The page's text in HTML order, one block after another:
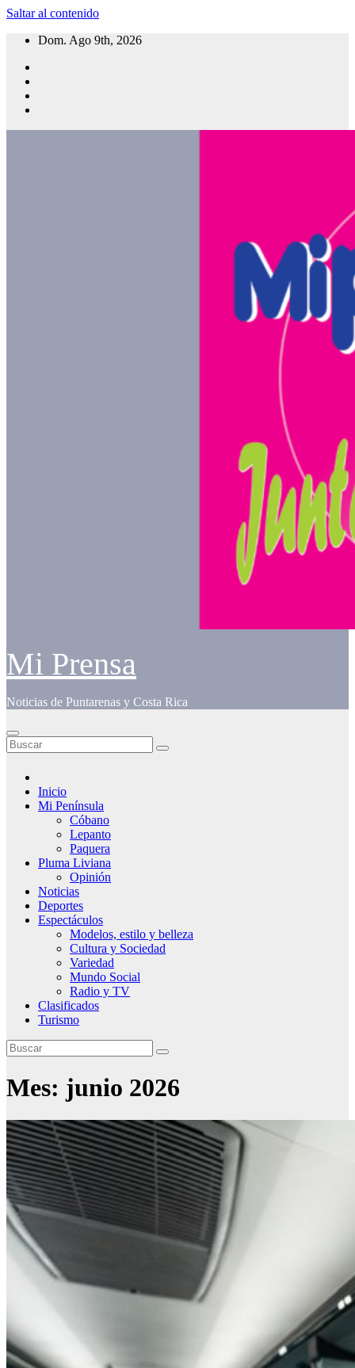
Saltar al contenido
Dom. Ago 9th, 2026
Mi Prensa
Noticias de Puntarenas y Costa Rica
Inicio
Mi Península
Cóbano
Lepanto
Paquera
Pluma Liviana
Opinión
Noticias
Deportes
Espectáculos
Modelos, estilo y belleza
Cultura y Sociedad
Variedad
Mundo Social
Radio y TV
Clasificados
Turismo
Mes: junio 2026